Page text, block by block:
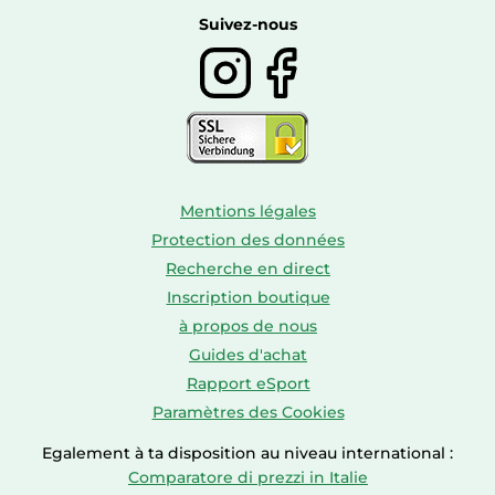
Suivez-nous
Mentions légales
Protection des données
Recherche en direct
Inscription boutique
à propos de nous
Guides d'achat
Rapport eSport
Paramètres des Cookies
Egalement à ta disposition au niveau international :
Comparatore di prezzi in Italie